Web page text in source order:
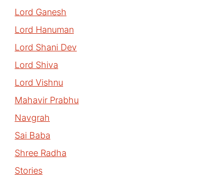
Lord Ganesh
Lord Hanuman
Lord Shani Dev
Lord Shiva
Lord Vishnu
Mahavir Prabhu
Navgrah
Sai Baba
Shree Radha
Stories